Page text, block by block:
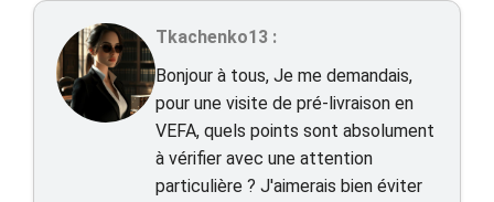
Tkachenko13 :
Bonjour à tous, Je me demandais,
pour une visite de pré-livraison en
VEFA, quels points sont absolument
à vérifier avec une attention
particulière ? J'aimerais bien éviter